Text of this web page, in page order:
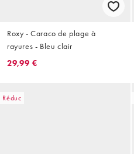
Roxy - Caraco de plage à
rayures - Bleu clair
29,99 €
Réduc